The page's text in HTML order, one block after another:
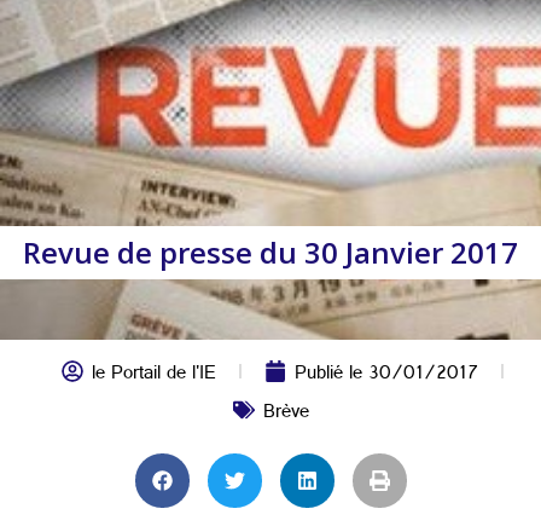
Revue de presse du 30 Janvier 2017
le Portail de l'IE Publié le30/01/2017
Brève